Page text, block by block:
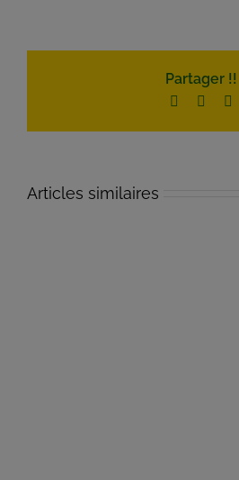
Partager !!
Facebook
Twitter
Articles similaires